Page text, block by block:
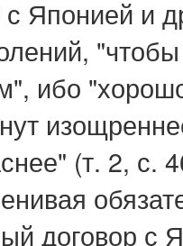
Японией и
ибо
(т. 2, с.
договор с